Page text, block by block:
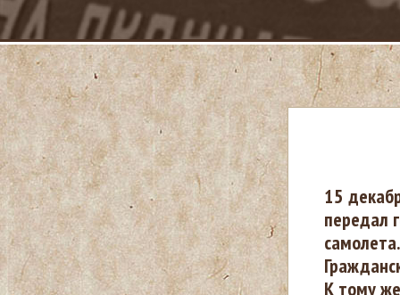
В
ы
з
15
передал
К тому